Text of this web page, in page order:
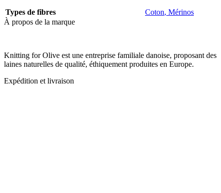
Types de fibres Coton, Mérinos
À propos de la marque
Knitting for Olive est une entreprise familiale danoise, proposant des
laines naturelles de qualité, éthiquement produites en Europe.
Expédition et livraison